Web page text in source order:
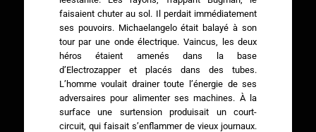
faisaient chuter au sol. Il perdait immédiatement
ses pouvoirs. Michaelangelo était balayé à son
tour par une onde électrique. Vaincus, les deux
héros étaient amenés dans la base
d’Electrozapper et placés dans des tubes.
L’homme voulait drainer toute l’énergie de ses
adversaires pour alimenter ses machines. À la
surface une surtension produisait un court-
circuit, qui faisait s’enflammer de vieux journaux.